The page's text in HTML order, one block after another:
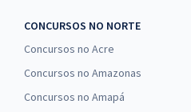
CONCURSOS NO NORTE
Concursos no Acre
Concursos no Amazonas
Concursos no Amapá